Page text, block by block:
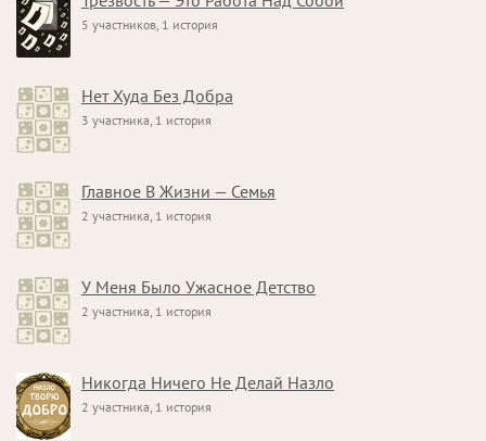
5 участников, 1 история
Нет Худа Без Добра
3 участника, 1 история
Главное В Жизни — Семья
2 участника, 1 история
У Меня Было Ужасное Детство
2 участника, 1 история
Никогда Ничего Не Делай Назло
2 участника, 1 история